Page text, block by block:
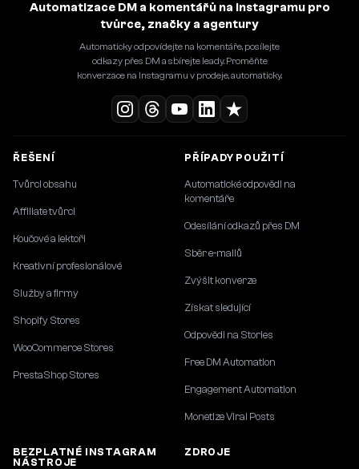
Automatizace DM a komentářů na Instagramu pro
tvůrce, značky a agentury
Automaticky odpovídejte na komentáře, posílejte
odkazy přes DM a sbírejte leady. Proměňte
konverzace na Instagramu v prodeje, automaticky.
ŘEŠENÍ
Tvůrci obsahu
Affiliate tvůrci
Koučové a lektoři
Kreativní profesionálové
Služby a firmy
Shopify Stores
WooCommerce Stores
PrestaShop Stores
PŘÍPADY POUŽITÍ
Automatické odpovědi na
komentáře
Odesílání odkazů přes DM
Sběr e-mailů
Zvýšit konverze
Získat sledující
Odpovědi na Stories
Free DM Automation
Engagement Automation
Monetize Viral Posts
BEZPLATNÉ INSTAGRAM
NÁSTROJE
ZDROJE